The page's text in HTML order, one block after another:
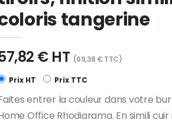
tangerine
€ HT (69,38 € TTC)
Prix HT Prix TTC
entrer la couleur dans votre
Office Rhodiarama. En simili